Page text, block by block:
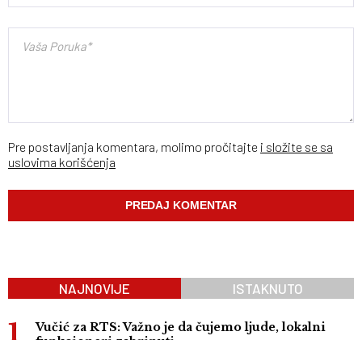
Pre postavljanja komentara, molimo pročitajte i složite se sa
uslovima korišćenja
NAJNOVIJE ISTAKNUTO
Vučić za RTS: Važno je da čujemo ljude, lokalni